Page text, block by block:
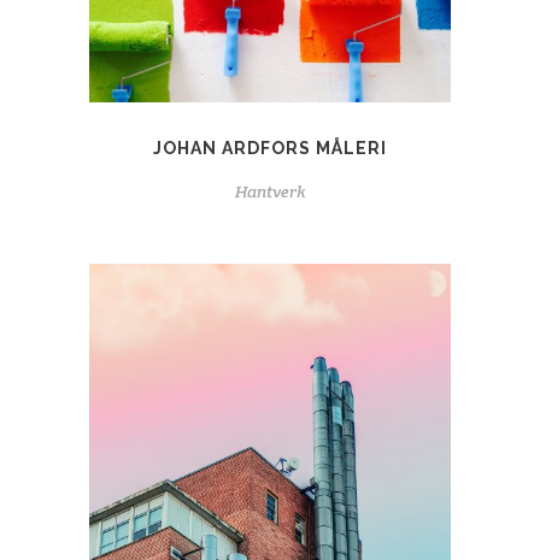
JOHAN ARDFORS MÅLERI
Hantverk